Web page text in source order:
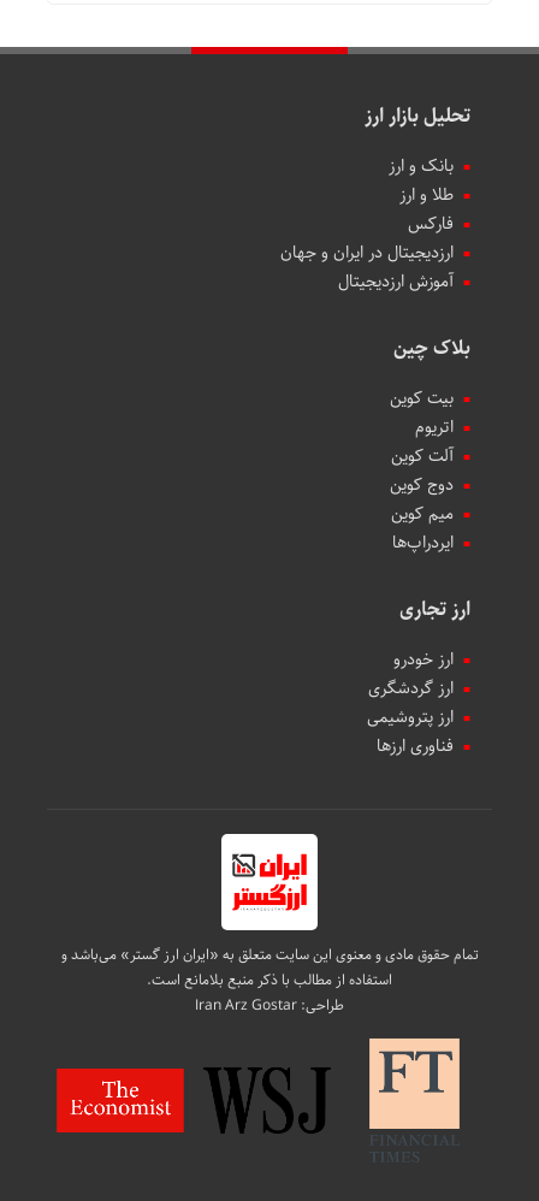
تحلیل بازار ارز
بانک و ارز
طلا و ارز
فارکس
ارزدیجیتال در ایران و جهان
آموزش ارزدیجیتال
بلاک چین
بیت کوین
اتریوم
آلت کوین
دوج کوین
میم کوین‌
ایردراپ‌ها
ارز تجاری
ارز خودرو
ارز گردشگری
ارز پتروشیمی
فناوری ارزها
تمام حقوق مادی و معنوی این سایت متعلق به «ایران ارز گستر» می‌باشد و
استفاده از مطالب با ذکر منبع بلامانع است.
طراحی:Iran Arz Gostar